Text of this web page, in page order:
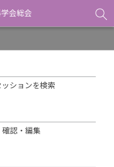
会総会
ションを検索
確認・編集